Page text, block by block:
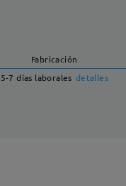
Fabricación
5-7 días laborales detalles